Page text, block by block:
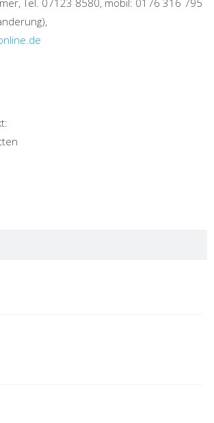
Tel. 07123 8580, mobil: 0176 316 795